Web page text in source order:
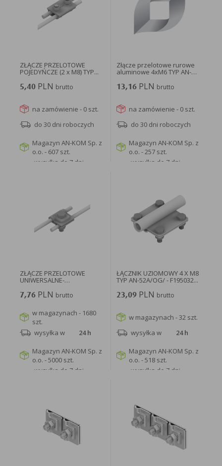
w taki sposób, aby blokować automatyczną obsługę plików „cookies” w ustawieniach przeglądarki
internetowej bądź informować o ich każdorazowym przesłaniu na urządzenie użytkownika.
Szczegółowe informacje o możliwości i sposobach obsługi plików „cookies” dostępne są w
ustawieniach oprogramowania (przeglądarki internetowej).
Ograniczenie stosowania plików „cookies”, może wpłynąć na niektóre funkcjonalności dostępne
na stronie internetowej.
ZŁĄCZE PRZELOTOWE
POJEDYŃCZE (2 x M8) TYP...
5,40PLN brutto
na zamówienie - 0 szt.
do 30 dni roboczych
Magazyn AN-KOM Sp. z
o.o. - 607 szt.
wysyłka do 7 dni
Złącze przelotowe rurowe
aluminowe 4xM6 TYP AN-
13,16 PLN brutto
na zamówienie - 0 szt.
do 30 dni roboczych
Magazyn AN-KOM Sp. z
o.o. - 257 szt.
wysyłka do 7 dni
ZŁĄCZE PRZELOTOWE
UNIWERSALNE-
7,76PLN brutto
w magazynach - 1680
szt.
wysyłka w
24 h
Magazyn AN-KOM Sp. z
o.o. - 5000 szt.
wysyłka do 7 dni
ŁĄCZNIK UZIOMOWY 4 X M8
TYP AN-52A/OG/ - F195032...
23,09 PLN brutto
w magazynach - 32 szt.
wysyłka w
24 h
Magazyn AN-KOM Sp. z
o.o. - 518 szt.
wysyłka do 7 dni